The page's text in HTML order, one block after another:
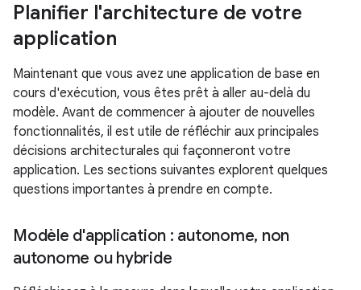
Planifier l'architecture de votre
application
Maintenant que vous avez une application de base en
cours d'exécution, vous êtes prêt à aller au-delà du
modèle. Avant de commencer à ajouter de nouvelles
fonctionnalités, il est utile de réfléchir aux principales
décisions architecturales qui façonneront votre
application. Les sections suivantes explorent quelques
questions importantes à prendre en compte.
Modèle d'application : autonome, non
autonome ou hybride